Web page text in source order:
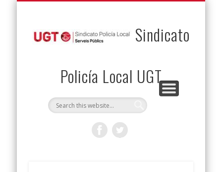
Sindicato
Policía Local UGT